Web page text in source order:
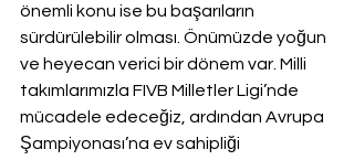
önemli konu ise bu başarıların
sürdürülebilir olması. Önümüzde yoğun
ve heyecan verici bir dönem var. Milli
takımlarımızla FIVB Milletler Ligi’nde
mücadele edeceğiz, ardından Avrupa
Şampiyonası’na ev sahipliği